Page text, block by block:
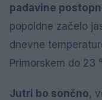
padavine
popoldne začelo
dnevne
Primorskem do 23
Jutri bo sončno,